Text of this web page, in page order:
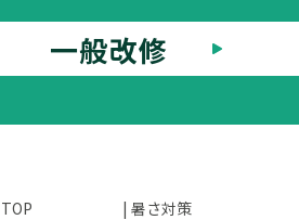
一般改修
TOP 暑さ対策